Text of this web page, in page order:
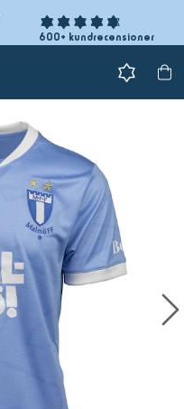
600+ kundrecensioner